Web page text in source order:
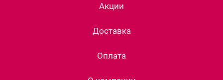
Акции
Доставка
Оплата